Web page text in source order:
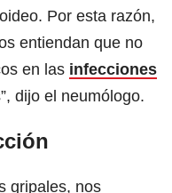
Por esta razón,
entiendan que no
en las infecciones
dijo el neumólogo.
gripales, nos